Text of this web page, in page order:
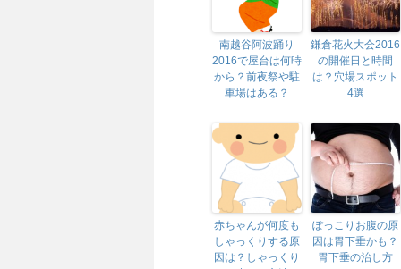
南越谷阿波踊り
2016で屋台は何時
から？前夜祭や駐
車場はある？
鎌倉花火大会2016
の開催日と時間
は？穴場スポット
4選
赤ちゃんが何度も
しゃっくりする原
因は？しゃっくり
ぽっこりお腹の原
因は胃下垂かも？
胃下垂の治し方